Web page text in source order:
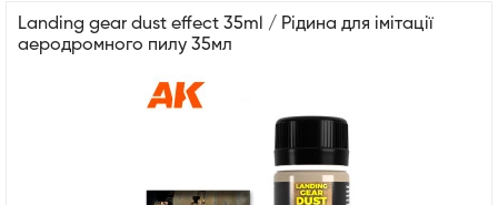
Landing gear dust effect 35ml / Рідина для імітації
аеродромного пилу 35мл